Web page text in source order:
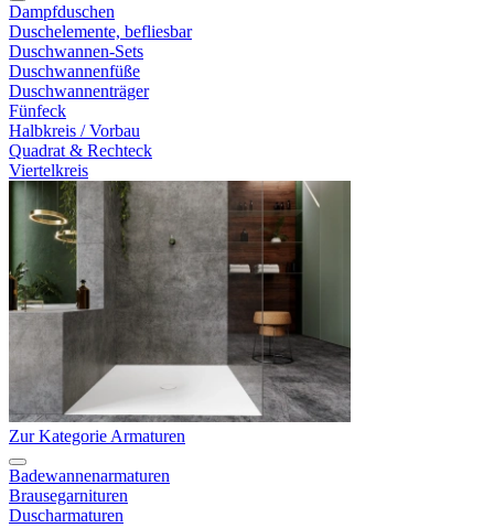
Dampfduschen
Duschelemente, befliesbar
Duschwannen-Sets
Duschwannenfüße
Duschwannenträger
Fünfeck
Halbkreis / Vorbau
Quadrat & Rechteck
Viertelkreis
Zur Kategorie Armaturen
Badewannenarmaturen
Brausegarnituren
Duscharmaturen